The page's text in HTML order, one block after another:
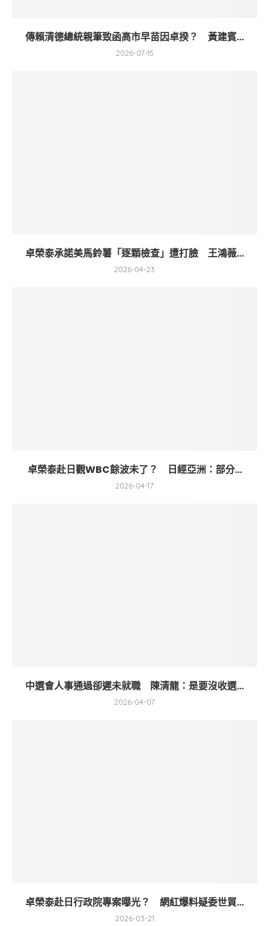
傳賴清德總統親筆致函高市早苗因卓揆？ 黃建賓...
2026-07-15
卓榮泰承諾美馬鈴薯「逐顆檢查」遭打臉 王鴻薇...
2026-04-23
卓榮泰赴日觀WBC餘波未了？ 日經亞洲：部分...
2026-04-17
中選會人事通過卻遲未就職 陳清龍：是要沒收選...
2026-04-07
卓榮泰赴日行政院專案曝光？ 網紅爆料疑委世貿...
2026-03-21